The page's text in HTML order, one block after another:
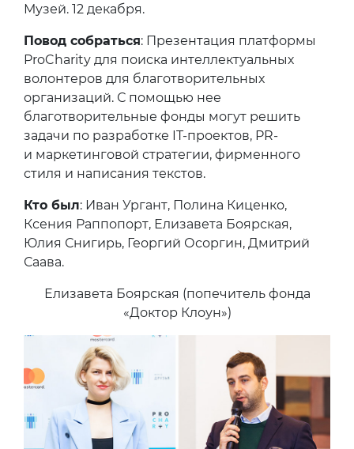
Музей. 12 декабря.
Повод собраться: Презентация платформы
ProCharity для поиска интеллектуальных
волонтеров для благотворительных
организаций. С помощью нее
благотворительные фонды могут решить
задачи по разработке IT-проектов, PR-
и маркетинговой стратегии, фирменного
стиля и написания текстов.
Кто был: Иван Ургант, Полина Киценко,
Ксения Раппопорт, Елизавета Боярская,
Юлия Снигирь, Георгий Осоргин, Дмитрий
Саава.
Елизавета Боярская (попечитель фонда
«Доктор Клоун»)